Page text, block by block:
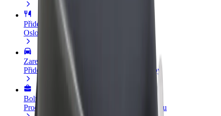
Přidejte restauraci nebo obchod
Oslovte více zákazníků a zvyšte si tržby
Zaregistrujte se jako flotilový partner
Přidejte svou flotilu k Boltu a zvyšte si tržby
Bolt for Business
Produkty a služby Boltu přesně pro vaši firmu